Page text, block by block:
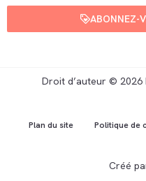
ABONNEZ-
Droit d’auteur ©
Plan du site Politique de
Créé